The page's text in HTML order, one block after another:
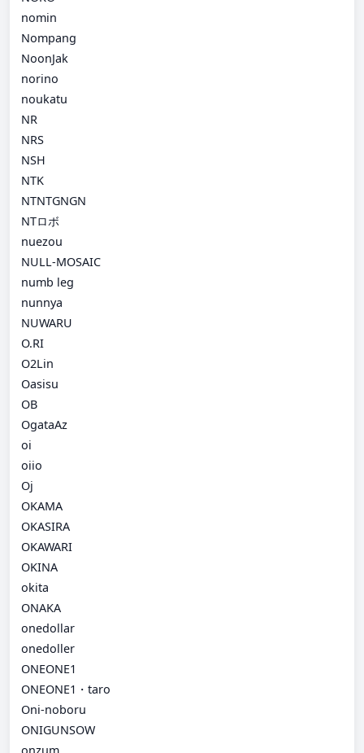
nomin
Nompang
NoonJak
norino
noukatu
NR
NRS
NSH
NTK
NTNTGNGN
NTロボ
nuezou
NULL-MOSAIC
numb leg
nunnya
NUWARU
O.RI
O2Lin
Oasisu
OB
OgataAz
oi
oiio
Oj
OKAMA
OKASIRA
OKAWARI
OKINA
okita
ONAKA
onedollar
onedoller
ONEONE1
ONEONE1・taro
Oni-noboru
ONIGUNSOW